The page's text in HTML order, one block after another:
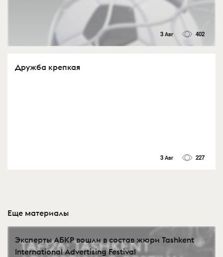
3 Авг 402
Дружба крепкая
3 Авг 227
Еще материалы
Эксперты АБКР вошли в состав жюри Tashkent
International Advertising Festival